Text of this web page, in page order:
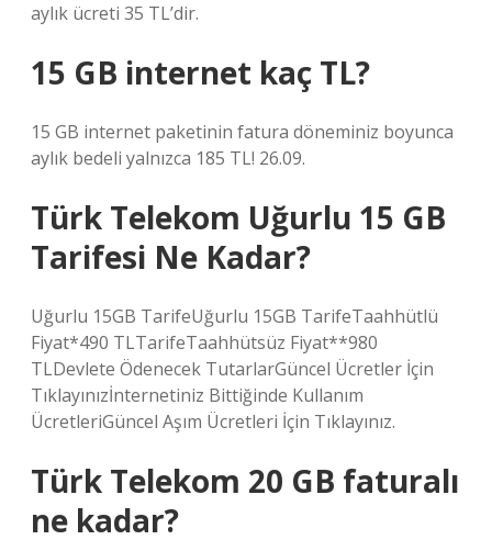
aylık ücreti 35 TL’dir.
15 GB internet kaç TL?
15 GB internet paketinin fatura döneminiz boyunca
aylık bedeli yalnızca 185 TL! 26.09.
Türk Telekom Uğurlu 15 GB
Tarifesi Ne Kadar?
Uğurlu 15GB TarifeUğurlu 15GB TarifeTaahhütlü
Fiyat*490 TLTarifeTaahhütsüz Fiyat**980
TLDevlete Ödenecek TutarlarGüncel Ücretler İçin
Tıklayınız​İnternetiniz Bittiğinde Kullanım
ÜcretleriGüncel Aşım Ücretleri İçin Tıklayınız.
Türk Telekom 20 GB faturalı
ne kadar?